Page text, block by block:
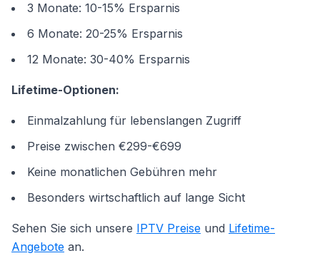
3 Monate: 10-15% Ersparnis
6 Monate: 20-25% Ersparnis
12 Monate: 30-40% Ersparnis
Lifetime-Optionen:
Einmalzahlung für lebenslangen Zugriff
Preise zwischen €299-€699
Keine monatlichen Gebühren mehr
Besonders wirtschaftlich auf lange Sicht
Sehen Sie sich unsere IPTV Preise und Lifetime-
Angebote an.